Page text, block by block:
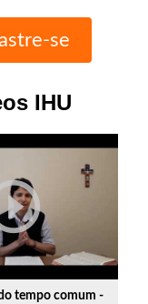
IHU
tempo comum -